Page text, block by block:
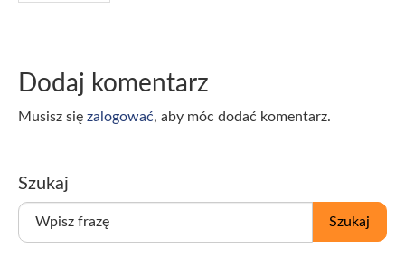
Dodaj komentarz
Musisz się zalogować, aby móc dodać komentarz.
Szukaj
W
Szukaj